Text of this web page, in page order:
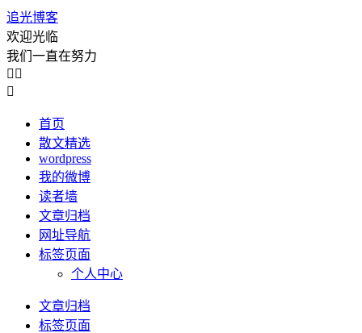
追光博客
欢迎光临
我们一直在努力
 

首页
散文精选
wordpress
我的微博
读者墙
文章归档
网址导航
标签页面
个人中心
文章归档
标签页面